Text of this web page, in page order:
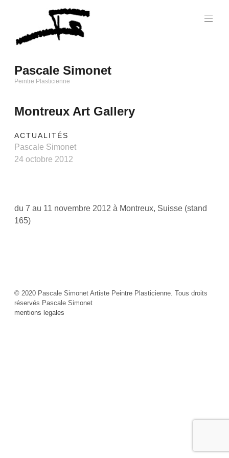
content
Pascale Simonet
Peintre Plasticienne
Montreux Art Gallery
ACTUALITÉS
Pascale Simonet
24 octobre 2012
du 7 au 11 novembre 2012 à Montreux, Suisse (stand
165)
© 2020 Pascale Simonet Artiste Peintre Plasticienne. Tous droits
réservés Pascale Simonet
mentions legales